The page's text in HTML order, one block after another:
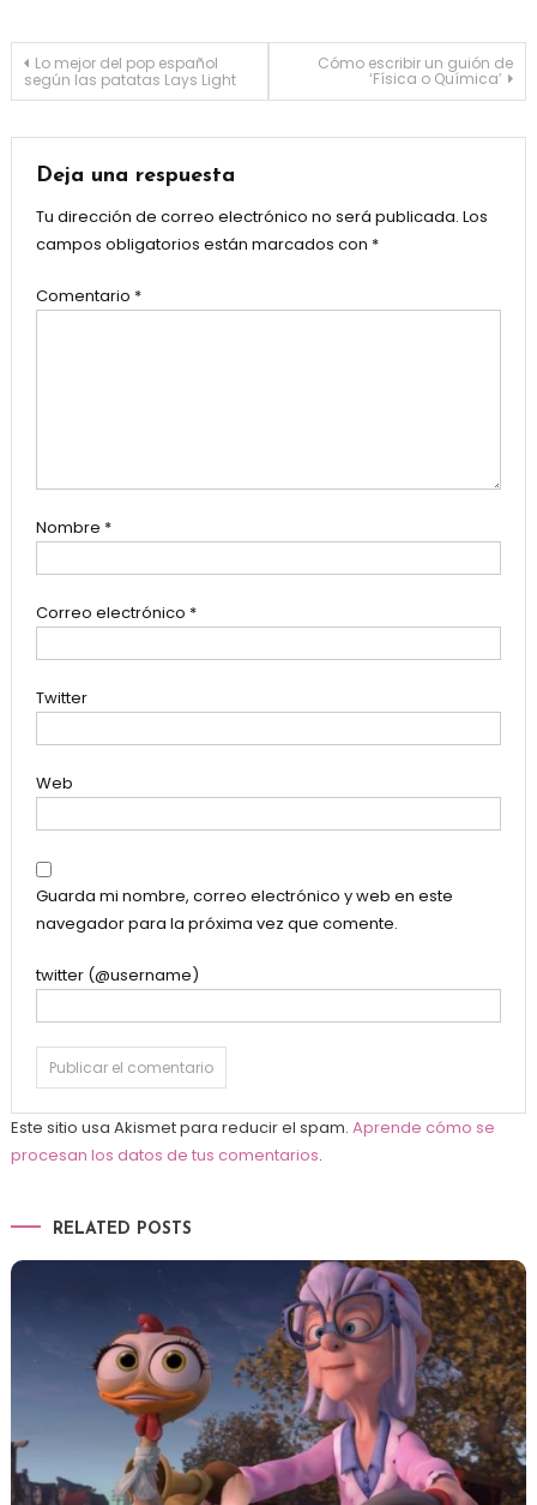
Navegación de entradas
Lo mejor del pop español
según las patatas Lays Light
Cómo escribir un guión de
‘Física o Química’
Deja una respuesta
Tu dirección de correo electrónico no será publicada. Los
campos obligatorios están marcados con *
Comentario *
Nombre *
Correo electrónico *
Twitter
Web
Guarda mi nombre, correo electrónico y web en este
navegador para la próxima vez que comente.
twitter (@username)
Este sitio usa Akismet para reducir el spam. Aprende cómo se
procesan los datos de tus comentarios.
RELATED POSTS